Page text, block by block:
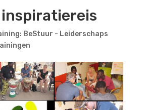
inspiratiereis
BeStuur - Leiderschaps